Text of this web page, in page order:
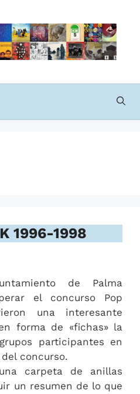
1996-1998
de Palma
el concurso Pop
una interesante
forma de «fichas» la
participantes en
concurso.
carpeta de anillas
un resumen de lo que